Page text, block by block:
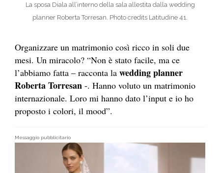
La sposa Diala all’interno della sala allestita dalla wedding
planner Roberta Torresan. Photo credits Latitudine 41.
Organizzare un matrimonio così ricco in soli due
mesi. Un miracolo? “Non è stato facile, ma ce
l’abbiamo fatta – racconta la wedding planner
Roberta Torresan -. Hanno voluto un matrimonio
internazionale. Loro mi hanno dato l’input e io ho
proposto i colori, il mood”.
Messaggio pubblicitario